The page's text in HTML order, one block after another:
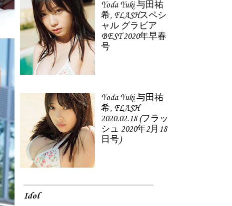
Yoda Yuki 与田祐
希, FLASHスペシ
ャル グラビア
BEST 2020年早春
号
Yoda Yuki 与田祐
希, FLASH
2020.02.18 (フラッ
シュ 2020年2月18
日号)
Idol